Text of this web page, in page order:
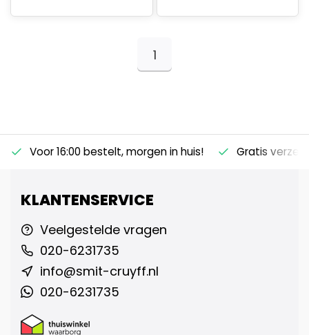
1
Voor 16:00 bestelt, morgen in huis! Gratis
KLANTENSERVICE
Veelgestelde vragen
020-6231735
info@smit-cruyff.nl
020-6231735